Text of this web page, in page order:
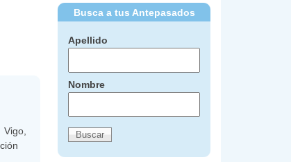
Busca a tus Antepasados
Apellido
Nombre